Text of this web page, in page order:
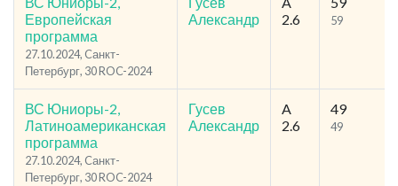
Европейская
программа
27.10.2024, Cанкт-
Петербург, 30 ROC-2024
Александр
2.6
59
ВС Юниоры-2,
Латиноамериканская
программа
27.10.2024, Cанкт-
Петербург, 30 ROC-2024
Гусев
Александр
A
2.6
49
49